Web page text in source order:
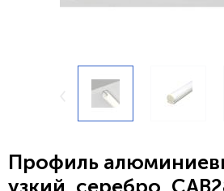
Профиль